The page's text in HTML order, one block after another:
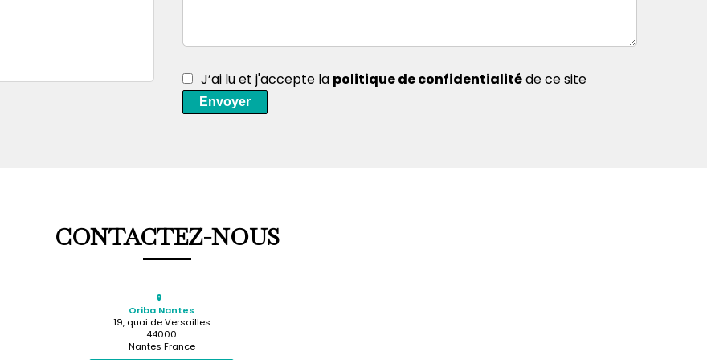
J’ai lu et j'accepte la politique de confidentialitéde ce site
Envoyer
CONTACTEZ-NOUS
Oriba Nantes
19, quai de Versailles
44000
Nantes France